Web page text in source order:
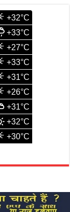
+32°C
+33°C
+27°C
+33°C
+31°C
+26°C
+31°C
+32°C
+30°C